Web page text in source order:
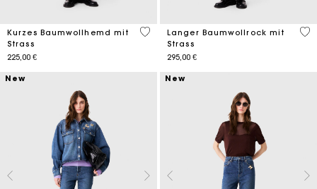
Kurzes Baumwollhemd mit
Strass
225,00 €
3,5 out of 5 Customer Rating
Langer Baumwollrock mit
Strass
295,00 €
4,8
New New